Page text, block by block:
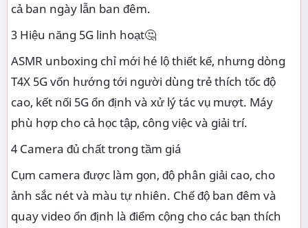
cả ban ngày lẫn ban đêm.
3 Hiệu năng 5G linh hoạt🤔
ASMR unboxing chỉ mới hé lộ thiết kế, nhưng dòng
T4X 5G vốn hướng tới người dùng trẻ thích tốc độ
cao, kết nối 5G ổn định và xử lý tác vụ mượt. Máy
phù hợp cho cả học tập, công việc và giải trí.
4 Camera đủ chất trong tầm giá
Cụm camera được làm gọn, độ phân giải cao, cho
ảnh sắc nét và màu tự nhiên. Chế độ ban đêm và
quay video ổn định là điểm cộng cho các bạn thích